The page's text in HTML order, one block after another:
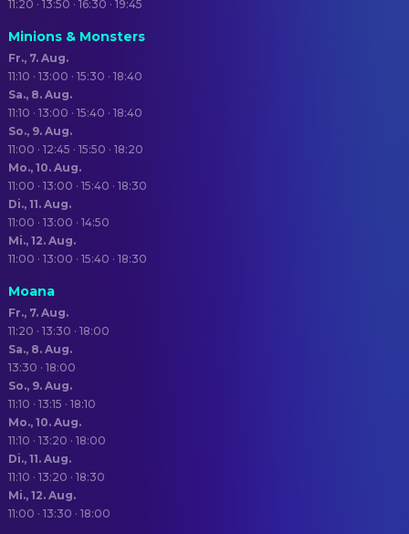
11:20 · 13:50 · 16:30 · 19:45
Minions & Monsters
Fr., 7. Aug.
11:10 · 13:00 · 15:30 · 18:40
Sa., 8. Aug.
11:10 · 13:00 · 15:40 · 18:40
So., 9. Aug.
11:00 · 12:45 · 15:50 · 18:20
Mo., 10. Aug.
11:00 · 13:00 · 15:40 · 18:30
Di., 11. Aug.
11:00 · 13:00 · 14:50
Mi., 12. Aug.
11:00 · 13:00 · 15:40 · 18:30
Moana
Fr., 7. Aug.
11:20 · 13:30 · 18:00
Sa., 8. Aug.
13:30 · 18:00
So., 9. Aug.
11:10 · 13:15 · 18:10
Mo., 10. Aug.
11:10 · 13:20 · 18:00
Di., 11. Aug.
11:10 · 13:20 · 18:30
Mi., 12. Aug.
11:00 · 13:30 · 18:00